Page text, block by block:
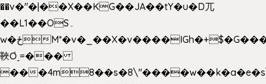
��v�"�|��X��KG��JA��tY�u�D兀
��L1��OS۔
w�ځM*�v�_��X�v����IGh�+$�G���]e�`�I�n��YzeU('Lr�2���l�Tnx��hm�B��,�,�E��_��ֲ
䩡Ơ˼=���
��